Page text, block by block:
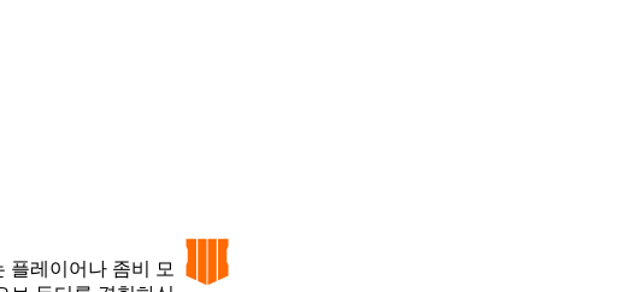
플레이어나 좀비 모